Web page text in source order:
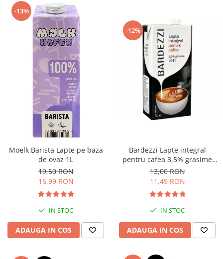
-13%
Moelk Barista Lapte pe baza
de ovaz 1L
19,50 RON
16,99 RON
IN STOC
ADAUGA IN COS
-12%
Bardezzi Lapte integral
pentru cafea 3,5% grasime
UHT 1L
13,00 RON
11,49 RON
IN STOC
ADAUGA IN COS